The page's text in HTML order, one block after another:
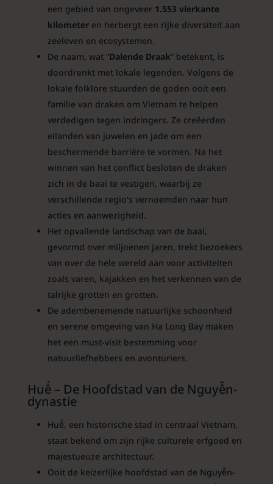
een gebied van ongeveer 1.553 vierkante
kilometer en herbergt een rijke diversiteit aan
zeeleven en ecosystemen.
De naam, wat “Dalende Draak” betekent, is
doordrenkt met lokale legenden. Volgens de
lokale folklore stuurden de goden ooit een
familie van draken om Vietnam te helpen
verdedigen tegen indringers. Ze creëerden
eilanden van juwelen en jade om een
beschermende barrière te vormen. Na het
winnen van het conflict besloten de draken
zich in de baai te vestigen, waarbij ze
verschillende regio’s vernoemden naar hun
acties en aanwezigheid.
Het opvallende landschap van de baai,
gevormd over miljoenen jaren, trekt bezoekers
van over de hele wereld aan voor activiteiten
zoals varen, kajakken en het verkennen van de
talrijke grotten en grotten.
De adembenemende natuurlijke schoonheid
en serene omgeving van Ha Long Bay maken
het een must-visit bestemming voor
natuurliefhebbers en avonturiers.
Huế – De Hoofdstad van de Nguyễn-
dynastie
Huế, een historische stad in centraal Vietnam,
staat bekend om zijn rijke culturele erfgoed en
majestueuze architectuur.
Ooit de keizerlijke hoofdstad van de Nguyễn-